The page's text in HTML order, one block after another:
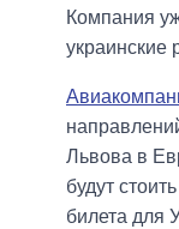
Компания
украинские
Львова в
будут
билета для